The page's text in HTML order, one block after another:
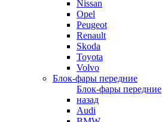
Nissan
Opel
Peugeot
Renault
Skoda
Toyota
Volvo
Блок-фары передние
Блок-фары передние
назад
Audi